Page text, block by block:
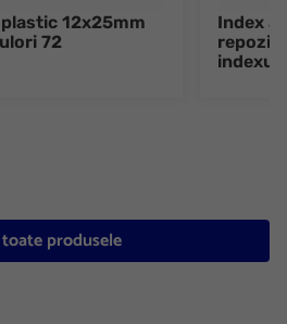
12x25mm
72
Index
produsele